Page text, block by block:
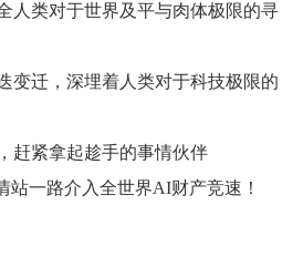
人类对于世界及平与肉体极限的寻
变迁，深埋着人类对于科技极限的
赶紧拿起趁手的事情伙伴
站一路介入全世界AI财产竞速！